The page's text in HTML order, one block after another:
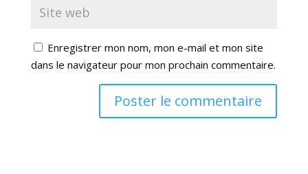
Enregistrer mon nom, mon e-mail et mon site
dans le navigateur pour mon prochain commentaire.